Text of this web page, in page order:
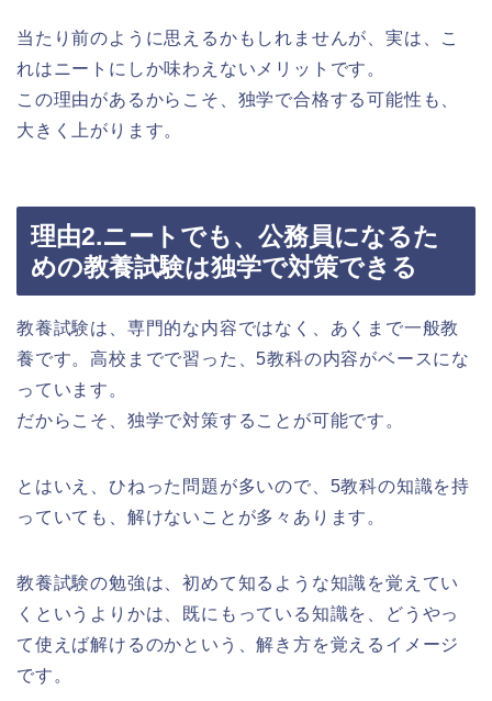
当たり前のように思えるかもしれませんが、実は、こ
れはニートにしか味わえないメリットです。
この理由があるからこそ、独学で合格する可能性も、
大きく上がります。
理由2.ニートでも、公務員になるた
めの教養試験は独学で対策できる
教養試験は、専門的な内容ではなく、あくまで一般教
養です。高校までで習った、5教科の内容がベースにな
っています。
だからこそ、独学で対策することが可能です。
とはいえ、ひねった問題が多いので、5教科の知識を持
っていても、解けないことが多々あります。
教養試験の勉強は、初めて知るような知識を覚えてい
くというよりかは、既にもっている知識を、どうやっ
て使えば解けるのかという、解き方を覚えるイメージ
です。